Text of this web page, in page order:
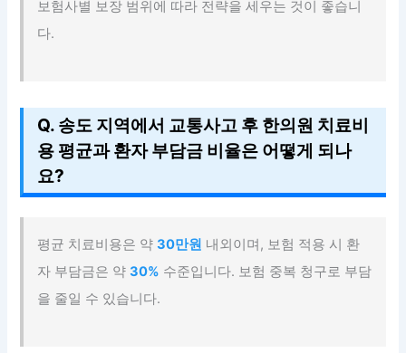
보험사별 보장 범위에 따라 전략을 세우는 것이 좋습니
다.
Q. 송도 지역에서 교통사고 후 한의원 치료비
용 평균과 환자 부담금 비율은 어떻게 되나
요?
평균 치료비용은 약30만원 내외이며, 보험 적용 시 환
자 부담금은 약30% 수준입니다. 보험 중복 청구로 부담
을 줄일 수 있습니다.